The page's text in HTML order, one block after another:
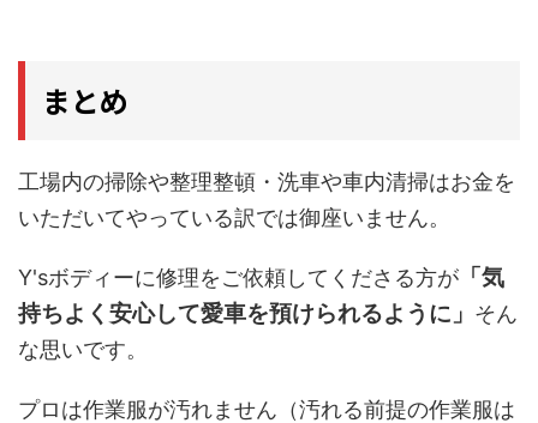
まとめ
工場内の掃除や整理整頓・洗車や車内清掃はお金を
いただいてやっている訳では御座いません。
Y'sボディーに修理をご依頼してくださる方が 「気
持ちよく安心して愛車を預けられるように」 そん
な思いです。
プロは作業服が汚れません（汚れる前提の作業服は